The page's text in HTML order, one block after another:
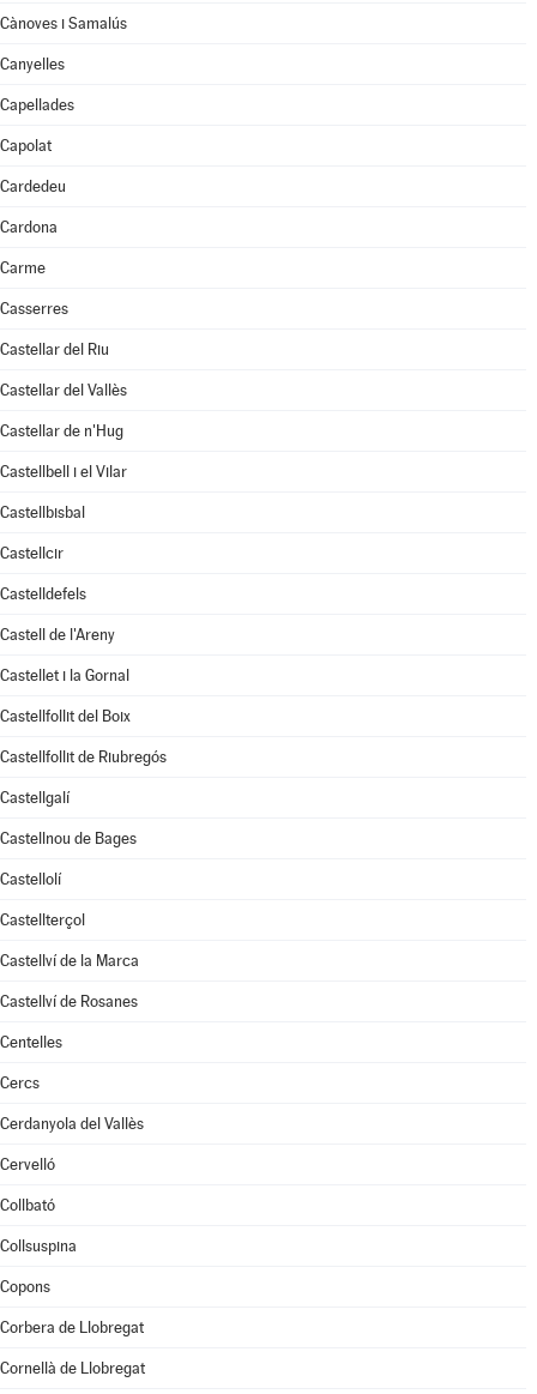
Cànoves i Samalús
Canyelles
Capellades
Capolat
Cardedeu
Cardona
Carme
Casserres
Castellar del Riu
Castellar del Vallès
Castellar de n'Hug
Castellbell i el Vilar
Castellbisbal
Castellcir
Castelldefels
Castell de l'Areny
Castellet i la Gornal
Castellfollit del Boix
Castellfollit de Riubregós
Castellgalí
Castellnou de Bages
Castellolí
Castellterçol
Castellví de la Marca
Castellví de Rosanes
Centelles
Cercs
Cerdanyola del Vallès
Cervelló
Collbató
Collsuspina
Copons
Corbera de Llobregat
Cornellà de Llobregat